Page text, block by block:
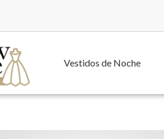
Vestidos de Noche